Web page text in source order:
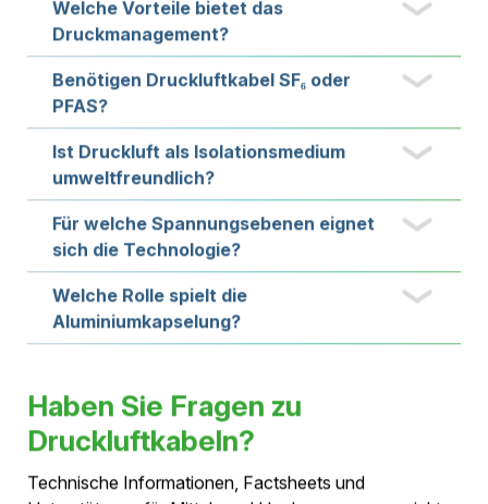
Lebensdauer
Ein wichtiger Baustein
moderner Energieinfrastruktur
Mit steigenden Anforderungen an Verfügbarkeit,
Effizienz und Versorgungssicherheit gewinnen
intelligente Überwachungsfunktionen zunehmend an
Bedeutung.
Das integrierte Druckmanagement von Druckluftkabeln
verbindet Isolation, Überwachung und Diagnose in
einem gemeinsamen System und schafft damit
zusätzliche Transparenz über den Zustand der
der Isolation, sondern gleichzeitig ein Werkzeug